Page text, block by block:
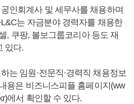
인회계사 및 세무사를 채용하며
는 자금분야 경력자를 채용한
, 쿠팡, 볼보그룹코리아 등도 재
있다.
는 임원·전문직·경력직 채용정보
용은 비즈니스피플 홈페이지(ww
에서 확인할 수 있다.